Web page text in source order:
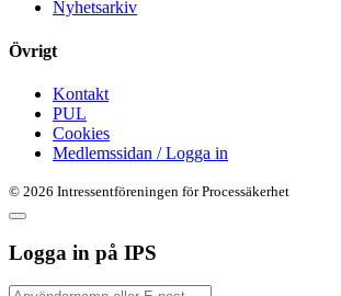
Nyhetsarkiv
Övrigt
Kontakt
PUL
Cookies
Medlemssidan / Logga in
© 2026 Intressentföreningen för Processäkerhet
Logga in på IPS